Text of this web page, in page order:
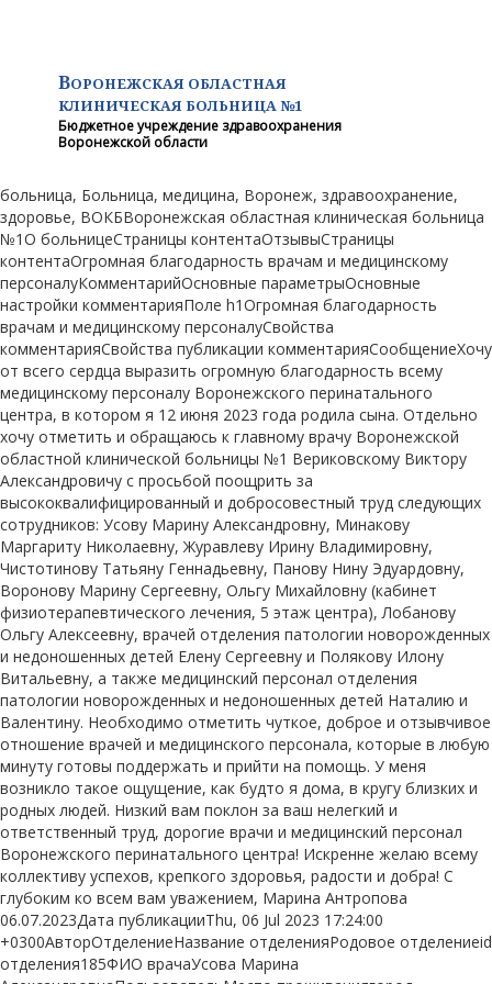
ВОРОНЕЖСКАЯ ОБЛАСТНАЯ
КЛИНИЧЕСКАЯ БОЛЬНИЦА №1
Бюджетное учреждение здравоохранения
Воронежской области
больница, Больница, медицина, Воронеж, здравоохранение,
здоровье, ВОКБВоронежская областная клиническая больница
№1О больницеСтраницы контентаОтзывыСтраницы
контентаОгромная благодарность врачам и медицинскому
персоналуКомментарийОсновные параметрыОсновные
настройки комментарияПоле h1Огромная благодарность
врачам и медицинскому персоналуСвойства
комментарияСвойства публикации комментарияСообщениеХочу
от всего сердца выразить огромную благодарность всему
медицинскому персоналу Воронежского перинатального
центра, в котором я 12 июня 2023 года родила сына. Отдельно
хочу отметить и обращаюсь к главному врачу Воронежской
областной клинической больницы №1 Вериковскому Виктору
Александровичу с просьбой поощрить за
высококвалифицированный и добросовестный труд следующих
сотрудников: Усову Марину Александровну, Минакову
Маргариту Николаевну, Журавлеву Ирину Владимировну,
Чистотинову Татьяну Геннадьевну, Панову Нину Эдуардовну,
Воронову Марину Сергеевну, Ольгу Михайловну (кабинет
физиотерапевтического лечения, 5 этаж центра), Лобанову
Ольгу Алексеевну, врачей отделения патологии новорожденных
и недоношенных детей Елену Сергеевну и Полякову Илону
Витальевну, а также медицинский персонал отделения
патологии новорожденных и недоношенных детей Наталию и
Валентину. Необходимо отметить чуткое, доброе и отзывчивое
отношение врачей и медицинского персонала, которые в любую
минуту готовы поддержать и прийти на помощь. У меня
возникло такое ощущение, как будто я дома, в кругу близких и
родных людей. Низкий вам поклон за ваш нелегкий и
ответственный труд, дорогие врачи и медицинский персонал
Воронежского перинатального центра! Искренне желаю всему
коллективу успехов, крепкого здоровья, радости и добра! С
глубоким ко всем вам уважением, Марина Антропова
06.07.2023Дата публикацииThu, 06 Jul 2023 17:24:00
+0300АвторОтделениеНазвание отделенияРодовое отделениеid
отделения185ФИО врачаУсова Марина